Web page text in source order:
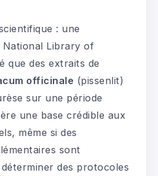
: une
Library of
que des extraits de
officinale (pissenlit)
sur une période
une base crédible aux
même si des
sont
des protocoles